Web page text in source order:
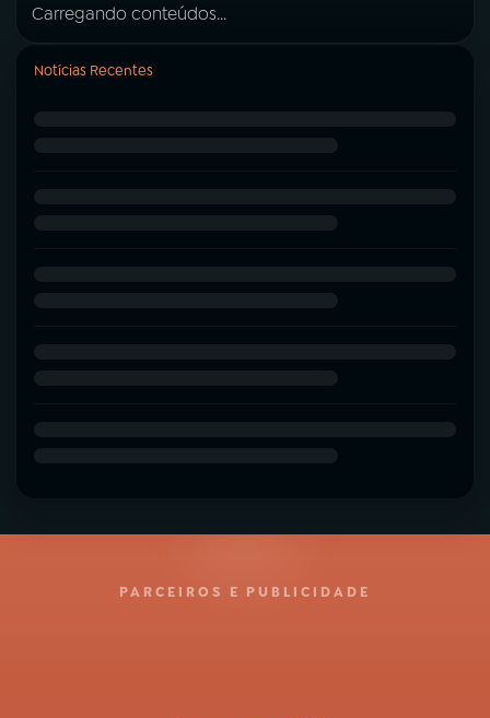
Carregando conteúdos...
Notícias Recentes
PARCEIROS E PUBLICIDADE